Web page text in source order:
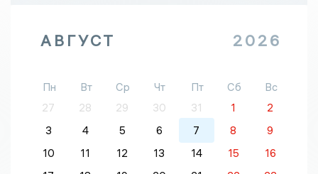
АВГУСТ 2026
Пн Вт Ср Чт Пт Сб
Вс
27
28 29 30 31 1
2
3
4 5 6 7 8
9
10
11 12 13 14 15
16